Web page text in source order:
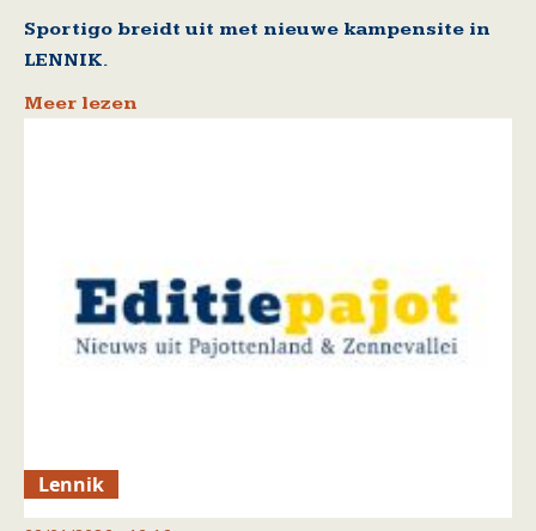
Sportigo breidt uit met nieuwe kampensite in
LENNIK.
Meer lezen
Lennik